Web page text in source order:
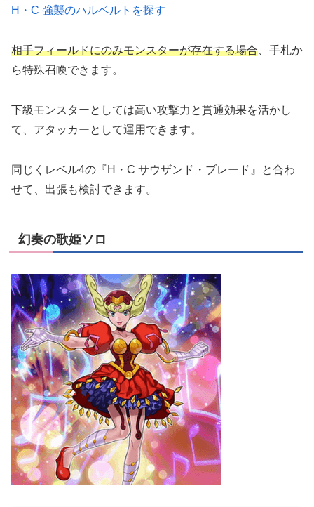
H・C 強襲のハルベルトを探す
相手フィールドにのみモンスターが存在する場合 、手札か
ら特殊召喚できます。
下級モンスターとしては高い攻撃力と貫通効果を活かし
て、アタッカーとして運用できます。
同じくレベル4の『H・C サウザンド・ブレード』と合わ
せて、出張も検討できます。
幻奏の歌姫ソロ